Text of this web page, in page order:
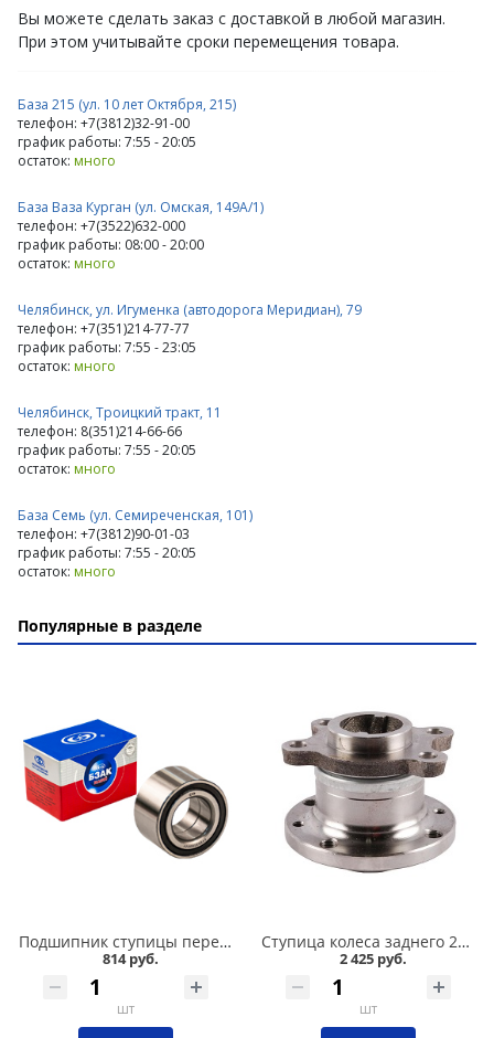
Вы можете сделать заказ с доставкой в любой магазин.
При этом учитывайте сроки перемещения товара.
База 215 (ул. 10 лет Октября, 215)
телефон: +7(3812)32-91-00
график работы: 7:55 - 20:05
остаток: много
База Ваза Курган (ул. Омская, 149А/1)
телефон: +7(3522)632-000
график работы: 08:00 - 20:00
остаток: много
Челябинск, ул. Игуменка (автодорога Меридиан), 79
телефон: +7(351)214-77-77
график работы: 7:55 - 23:05
остаток: много
Челябинск, Троицкий тракт, 11
телефон: 8(351)214-66-66
график работы: 7:55 - 20:05
остаток: много
База Семь (ул. Семиреченская, 101)
телефон: +7(3812)90-01-03
график работы: 7:55 - 20:05
остаток: много
Популярные в разделе
Подшипник ступицы передний 2108-015, БЗАК в Омске
814 руб.
шт
Ступица колеса заднего 2108 в сборе в Омске
2 425 руб.
шт